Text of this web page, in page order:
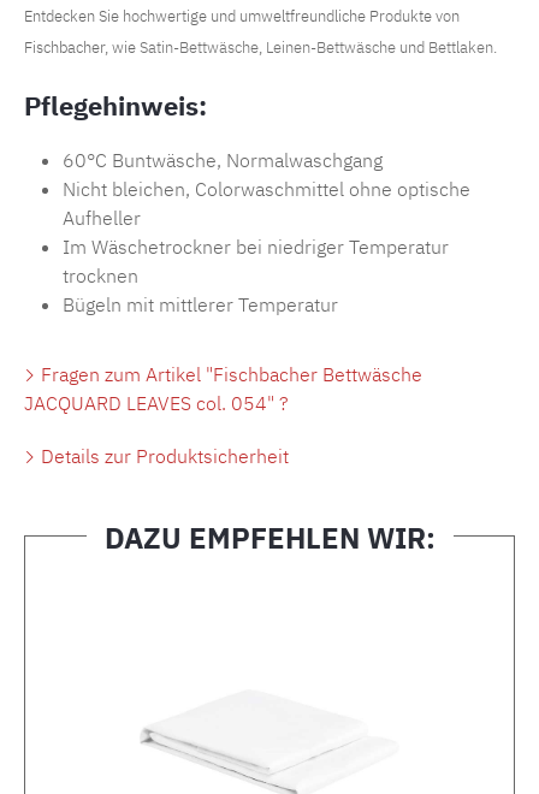
Entdecken Sie hochwertige und umweltfreundliche Produkte von
Fischbacher, wie Satin-Bettwäsche, Leinen-Bettwäsche und Bettlaken.
Pflegehinweis:
60°C Buntwäsche, Normalwaschgang
Nicht bleichen, Colorwaschmittel ohne optische
Aufheller
Im Wäschetrockner bei niedriger Temperatur
trocknen
Bügeln mit mittlerer Temperatur
Fragen zum Artikel "Fischbacher Bettwäsche
JACQUARD LEAVES col. 054" ?
Details zur Produktsicherheit
DAZU EMPFEHLEN WIR: